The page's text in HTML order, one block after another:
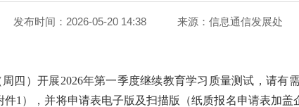
发布时间：2026-05-20 14:38 来源： 信息通信发展处
四）开展2026年第一季度继续教育学习质量测试，请有
1），并将申请表电子版及扫描版（纸质报名申请表加盖